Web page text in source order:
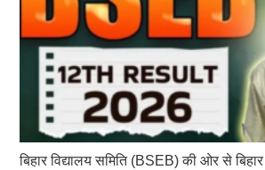
बिहार विद्यालय समिति (BSEB) की ओर से बिहार